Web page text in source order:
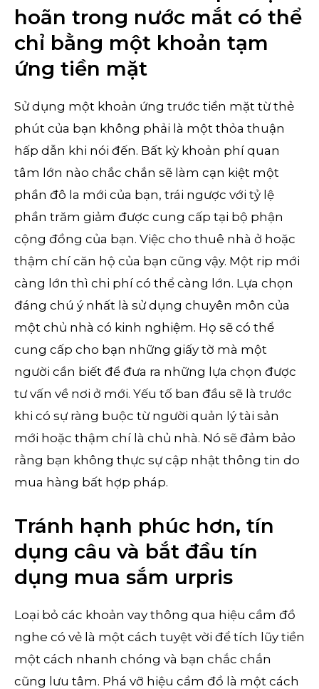
hoãn trong nước mắt có thể
chỉ bằng một khoản tạm
ứng tiền mặt
Sử dụng một khoản ứng trước tiền mặt từ thẻ
phút của bạn không phải là một thỏa thuận
hấp dẫn khi nói đến. Bất kỳ khoản phí quan
tâm lớn nào chắc chắn sẽ làm cạn kiệt một
phần đô la mới của bạn, trái ngược với tỷ lệ
phần trăm giảm được cung cấp tại bộ phận
cộng đồng của bạn. Việc cho thuê nhà ở hoặc
thậm chí căn hộ của bạn cũng vậy. Một rip mới
càng lớn thì chi phí có thể càng lớn. Lựa chọn
đáng chú ý nhất là sử dụng chuyên môn của
một chủ nhà có kinh nghiệm. Họ sẽ có thể
cung cấp cho bạn những giấy tờ mà một
người cần biết để đưa ra những lựa chọn được
tư vấn về nơi ở mới. Yếu tố ban đầu sẽ là trước
khi có sự ràng buộc từ người quản lý tài sản
mới hoặc thậm chí là chủ nhà. Nó sẽ đảm bảo
rằng bạn không thực sự cập nhật thông tin do
mua hàng bất hợp pháp.
Tránh hạnh phúc hơn, tín
dụng câu và bắt đầu tín
dụng mua sắm urpris
Loại bỏ các khoản vay thông qua hiệu cầm đồ
nghe có vẻ là một cách tuyệt vời để tích lũy tiền
một cách nhanh chóng và bạn chắc chắn
cũng lưu tâm. Phá vỡ hiệu cầm đồ là một cách